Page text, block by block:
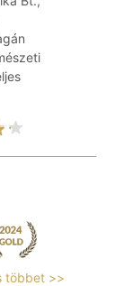
többet >>